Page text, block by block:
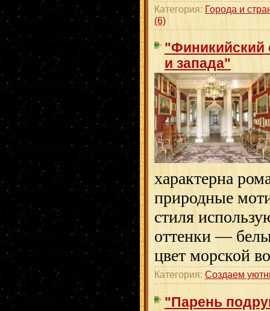
Категория: Города и
(6)
"Финикийский
и запада"
характерна
природные
стиля
оттенки —
цвет морской
Категория: Создаем
"Парень